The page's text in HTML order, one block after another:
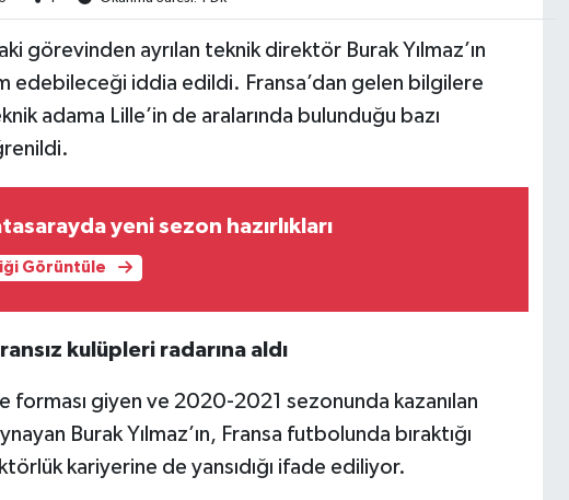
görevinden ayrılan teknik direktör Burak Yılmaz’ın
edebileceği iddia edildi. Fransa’dan gelen bilgilere
adama Lille’in de aralarında bulunduğu bazı
yeni sezon hazırlıkları
Görüntüle
kulüpleri radarına aldı
forması giyen ve 2020-2021 sezonunda kazanılan
Burak Yılmaz’ın, Fransa futbolunda bıraktığı
kariyerine de yansıdığı ifade ediliyor.